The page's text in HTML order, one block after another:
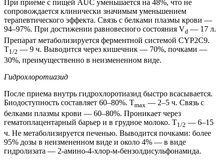
При приеме с пищей AUC уменьшается на 48%, что не
сопровождается клинически значимым уменьшением
терапевтического эффекта. Связь с белками плазмы крови —
94–97%. При достижении равновесного состояния Vd — 17 л.
Препарат метаболизируется ферментной системой CYP2C9.
T1/2 — 9 ч. Выводится через кишечник — 70%, почками —
30%, преимущественно в неизмененном виде.
Гидрохлоротиазид
После приема внутрь гидрохлоротиазид быстро всасывается.
Биодоступность составляет 60–80%. Tmax — 2–5 ч. Связь с
белками плазмы крови — 60–80%. Проникает через
гематоплацентарный барьер и в грудное молоко. T1/2 — 6–15
ч. Не метаболизируется печенью. Выводится почками: более
95% дозы в неизмененном виде и около 4% — в виде
гидролизата — 2-амино-4-хлор-м-бензолдисульфонамида.